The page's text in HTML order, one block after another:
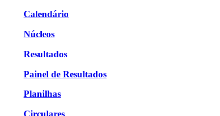
Calendário
Núcleos
Resultados
Painel de Resultados
Planilhas
Circulares